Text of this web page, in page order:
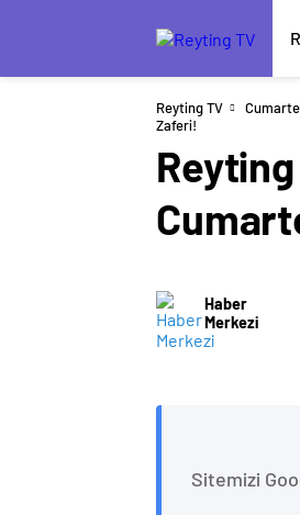
Reyting TV
Zaferi!
Haber
Merkezi
Sitemizi